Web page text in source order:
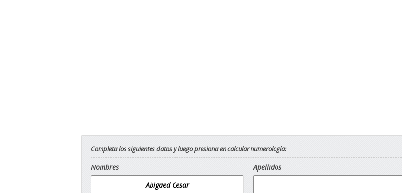
Completa los siguientes datos y luego presiona en calcular numerología:
Nombres Apellidos